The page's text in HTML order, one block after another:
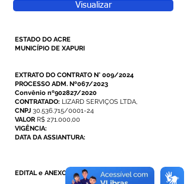
Visualizar
ESTADO DO ACRE
MUNICÍPIO DE XAPURI
EXTRATO DO CONTRATO N° 009/2024
PROCESSO ADM. Nº067/2023
Convênio nº902827/2020
CONTRATADO: LIZARD SERVIÇOS LTDA,
CNPJ 30.536.715/0001-24
VALOR R$ 271.000,00
VIGÊNCIA:
DATA DA ASSIANTURA:
EDITAL e ANEXOS